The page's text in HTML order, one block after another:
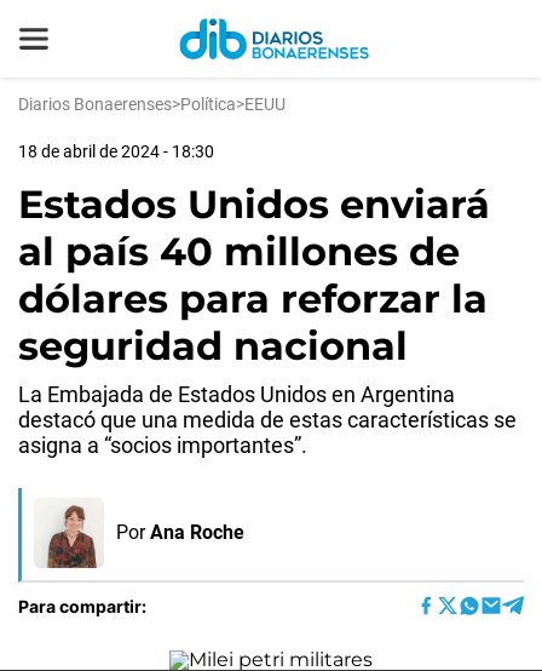
Diarios Bonaerenses>Política>EEUU
18 de abril de 2024 - 18:30
Estados Unidos enviará
al país 40 millones de
dólares para reforzar la
seguridad nacional
La Embajada de Estados Unidos en Argentina
destacó que una medida de estas características se
asigna a “socios importantes”.
Por Ana Roche
Para compartir: